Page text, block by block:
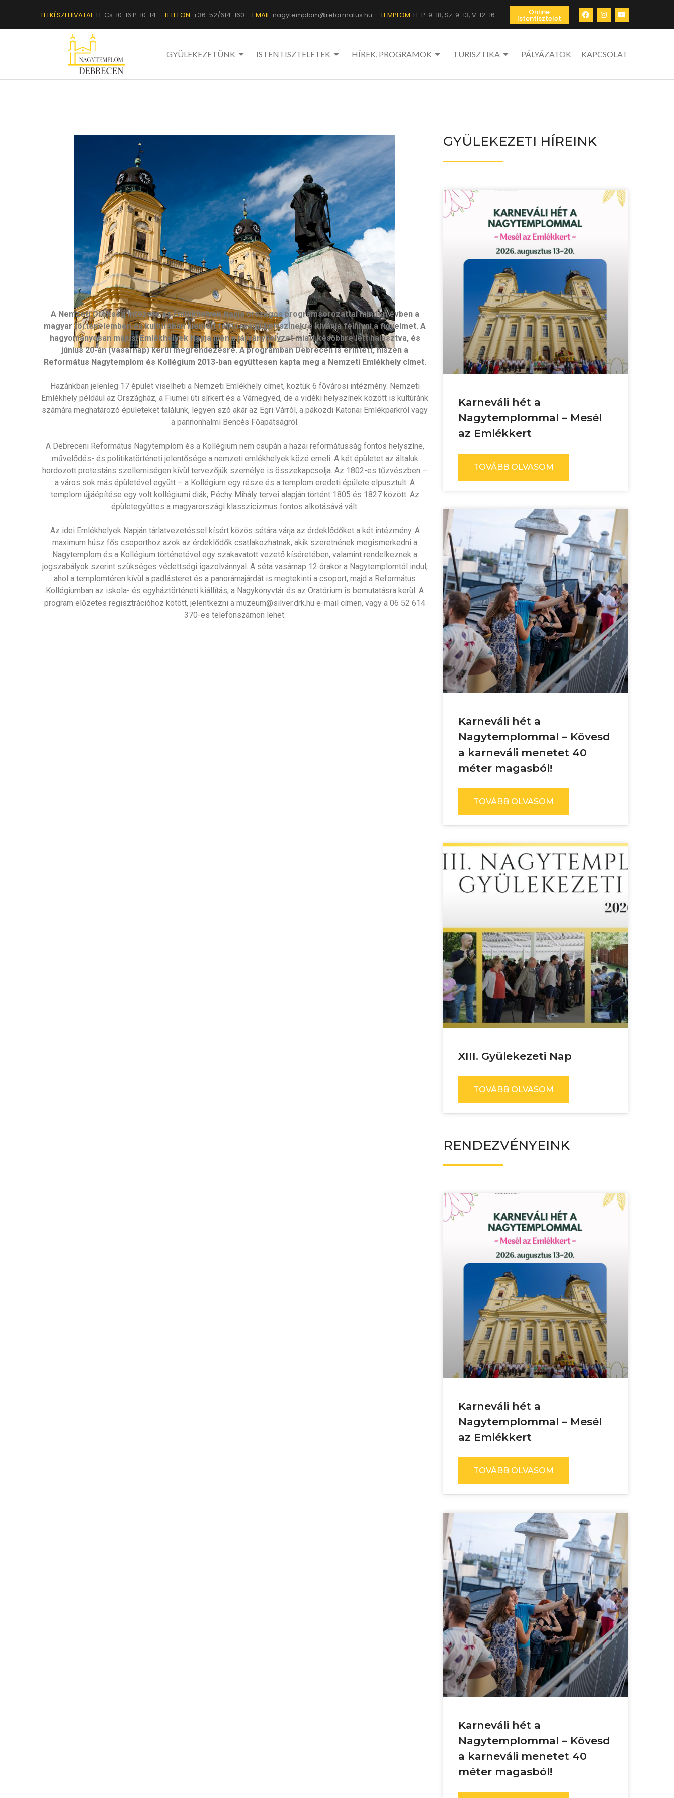
LELKÉSZI HIVATAL: H-Cs: 10-16 P: 10-14 TELEFON: +36-52/614-160 EMAIL: nagytemplom@reformatus.hu TEMPLOM: H-P: 9-18, Sz: 9-13, V: 12-16 Online
Istentisztelet
GYÜLEKEZETÜNK ISTENTISZTELETEK HÍREK, PROGRAMOK TURISZTIKA PÁLYÁZATOK KAPCSOLAT
A Nemzeti Örökség Intézete az Emlékhelyek Napja országos programsorozattal minden évben a
magyar történelemben és kultúrában kiemelt fontosságú helyszínekre kívánja felhívni a figyelmet. A
hagyományosan májusi Emlékhelyek Napja idén a járványhelyzet miatt későbbre lett halasztva, és
június 20-án (vasárnap) kerül megrendezésre. A programban Debrecen is érintett, hiszen a
Református Nagytemplom és Kollégium 2013-ban együttesen kapta meg a Nemzeti Emlékhely címet.
Hazánkban jelenleg 17 épület viselheti a Nemzeti Emlékhely címet, köztük 6 fővárosi intézmény. Nemzeti
Emlékhely például az Országház, a Fiumei úti sírkert és a Várnegyed, de a vidéki helyszínek között is kultúránk
számára meghatározó épületeket találunk, legyen szó akár az Egri Várról, a pákozdi Katonai Emlékparkról vagy
a pannonhalmi Bencés Főapátságról.
A Debreceni Református Nagytemplom és a Kollégium nem csupán a hazai reformátusság fontos helyszíne,
művelődés- és politikatörténeti jelentősége a nemzeti emlékhelyek közé emeli. A két épületet az általuk
hordozott protestáns szellemiségen kívül tervezőjük személye is összekapcsolja. Az 1802-es tűzvészben –
a város sok más épületével együtt – a Kollégium egy része és a templom eredeti épülete elpusztult. A
templom újjáépítése egy volt kollégiumi diák, Péchy Mihály tervei alapján történt 1805 és 1827 között. Az
épületegyüttes a magyarországi klasszicizmus fontos alkotásává vált.
Az idei Emlékhelyek Napján tárlatvezetéssel kísért közös sétára várja az érdeklődőket a két intézmény. A
maximum húsz fős csoporthoz azok az érdeklődők csatlakozhatnak, akik szeretnének megismerkedni a
Nagytemplom és a Kollégium történetével egy szakavatott vezető kíséretében, valamint rendelkeznek a
jogszabályok szerint szükséges védettségi igazolvánnyal. A séta vasárnap 12 órakor a Nagytemplomtól indul,
ahol a templomtéren kívül a padlásteret és a panorámajárdát is megtekinti a csoport, majd a Református
Kollégiumban az iskola- és egyháztörténeti kiállítás, a Nagykönyvtár és az Oratórium is bemutatásra kerül. A
program előzetes regisztrációhoz kötött, jelentkezni a muzeum@silver.drk.hu e-mail címen, vagy a 06 52 614
370-es telefonszámon lehet.
GYÜLEKEZETI HÍREINK
Karneváli hét a
Nagytemplommal – Mesél
az Emlékkert
TOVÁBB OLVASOM
Karneváli hét a
Nagytemplommal – Kövesd
a karneváli menetet 40
méter magasból!
TOVÁBB OLVASOM
XIII. Gyülekezeti Nap
TOVÁBB OLVASOM
RENDEZVÉNYEINK
Karneváli hét a
Nagytemplommal – Mesél
az Emlékkert
TOVÁBB OLVASOM
Karneváli hét a
Nagytemplommal – Kövesd
a karneváli menetet 40
méter magasból!